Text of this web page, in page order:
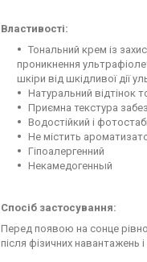
Властивості:
Тональний крем із
проникнення
шкіри від шкідливої дії
Натуральний відтінок
Приємна текстура
Водостійкий і
Не містить
Гіпоалергенний
Некамедогенный
Спосіб застосування:
Перед появою на сонце
після фізичних навантажень